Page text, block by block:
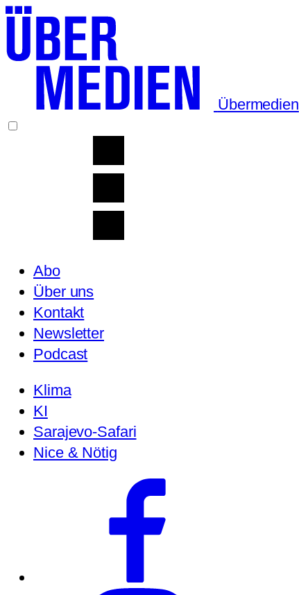
Übermedien
Abo
Über uns
Kontakt
Newsletter
Podcast
Klima
KI
Sarajevo-Safari
Nice & Nötig